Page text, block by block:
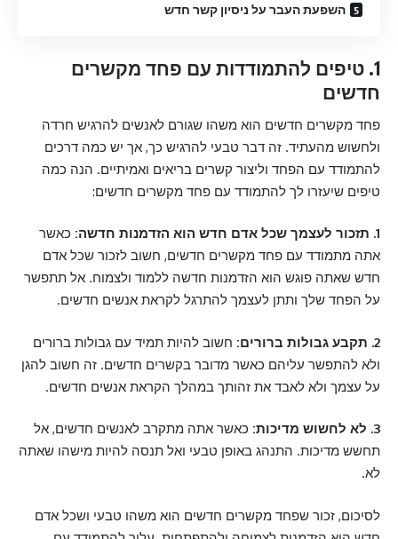
השפעת העבר על ניסיון קשר חדש
1. טיפים להתמודדות עם פחד מקשרים
חדשים
פחד מקשרים חדשים הוא משהו שגורם לאנשים להרגיש חרדה
ולחשוש מהעתיד. זה דבר טבעי להרגיש כך, אך יש כמה דרכים
להתמודד עם הפחד וליצור קשרים בריאים ואמיתיים. הנה כמה
טיפים שיעזרו לך להתמודד עם פחד מקשרים חדשים:
1. תזכור לעצמך שכל אדם חדש הוא הזדמנות חדשה:
כאשר
אתה מתמודד עם פחד מקשרים חדשים, חשוב לזכור שכל אדם
חדש שאתה פוגש הוא הזדמנות חדשה ללמוד ולצמוח. אל תתפשר
על הפחד שלך ותתן לעצמך להתרגל לקראת אנשים חדשים.
2. תקבע גבולות ברורים:
חשוב להיות תמיד עם גבולות ברורים
ולא להתפשר עליהם כאשר מדובר בקשרים חדשים. זה חשוב להגן
על עצמך ולא לאבד את זהותך במהלך הקראת אנשים חדשים.
3. לא לחשוש מדיכות:
כאשר אתה מתקרב לאנשים חדשים, אל
תחשש מדיכות. התנהג באופן טבעי ואל תנסה להיות מישהו שאתה
לא.
לסיכום, זכור שפחד מקשרים חדשים הוא משהו טבעי ושכל אדם